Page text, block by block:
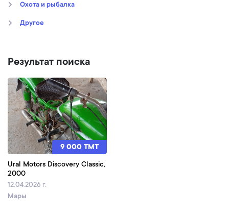
Охота и рыбалка
Другое
Результат поиска
9 000 TMT
Ural Motors Discovery Classic,
2000
12.04.2026 г.
Мары